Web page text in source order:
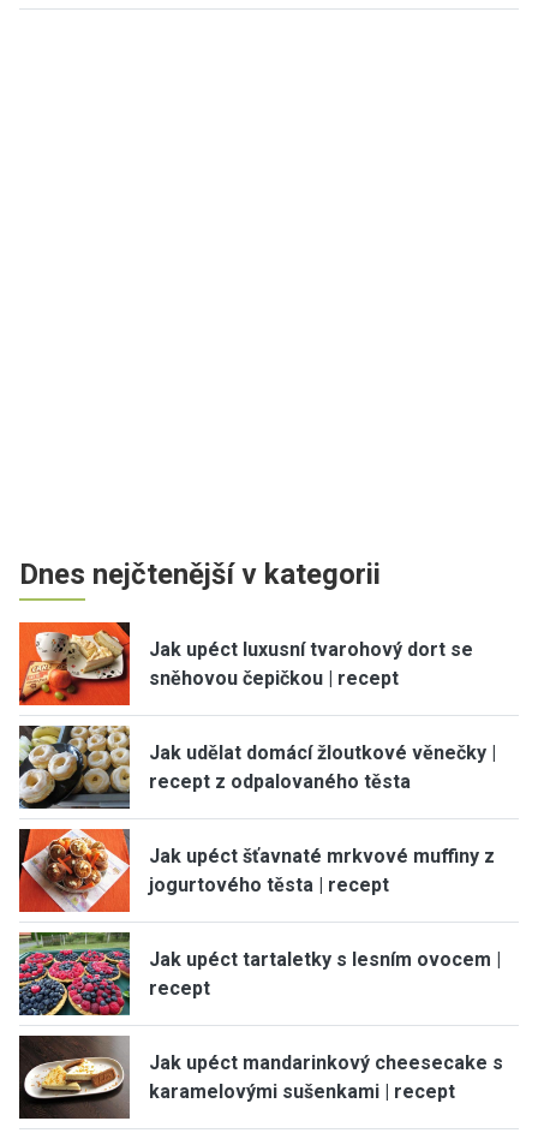
Dnes nejčtenější v kategorii
Jak upéct luxusní tvarohový dort se
sněhovou čepičkou | recept
Jak udělat domácí žloutkové věnečky |
recept z odpalovaného těsta
Jak upéct šťavnaté mrkvové muffiny z
jogurtového těsta | recept
Jak upéct tartaletky s lesním ovocem |
recept
Jak upéct mandarinkový cheesecake s
karamelovými sušenkami | recept